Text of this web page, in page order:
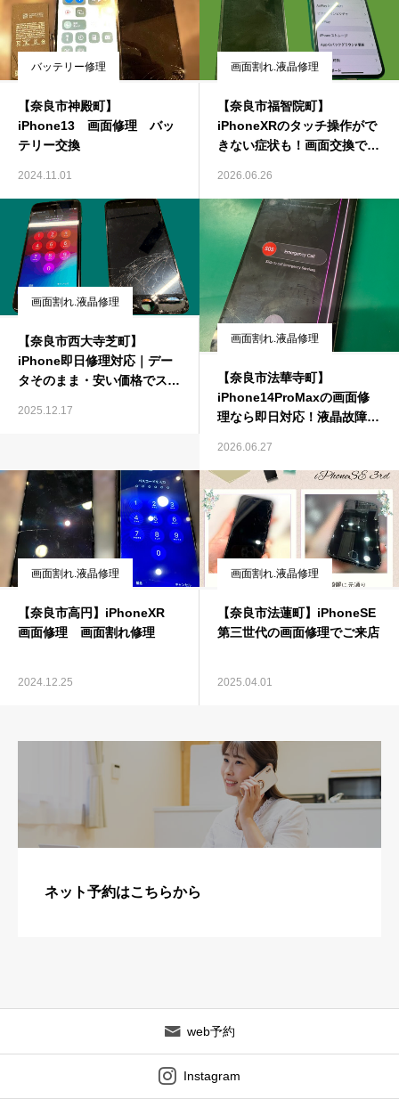
バッテリー修理
【奈良市神殿町】
iPhone13 画面修理 バッ
テリー交換
2024.11.01
画面割れ.液晶修理
【奈良市福智院町】
iPhoneXRのタッチ操作がで
きない症状も！画面交換で快
2026.06.26
画面割れ.液晶修理
【奈良市西大寺芝町】
iPhone即日修理対応｜デー
タそのまま・安い価格でスマ
2025.12.17
画面割れ.液晶修理
【奈良市法華寺町】
iPhone14ProMaxの画面修
理なら即日対応！液晶故障と
2026.06.27
画面割れ.液晶修理
【奈良市高円】iPhoneXR
画面修理 画面割れ修理
2024.12.25
画面割れ.液晶修理
【奈良市法蓮町】iPhoneSE
第三世代の画面修理でご来店
2025.04.01
ネット予約はこちらから
web予約
Instagram